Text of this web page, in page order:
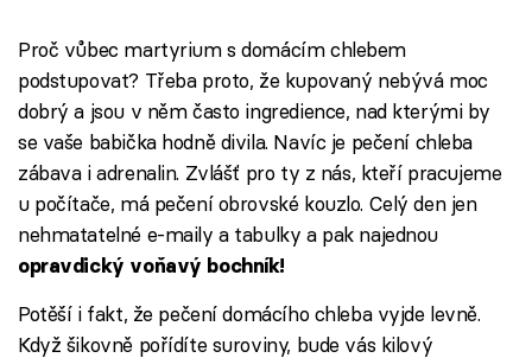
Proč vůbec martyrium s domácím chlebem
podstupovat? Třeba proto, že kupovaný nebývá moc
dobrý a jsou v něm často ingredience, nad kterými by
se vaše babička hodně divila. Navíc je pečení chleba
zábava i adrenalin. Zvlášť pro ty z nás, kteří pracujeme
u počítače, má pečení obrovské kouzlo. Celý den jen
nehmatatelné e-maily a tabulky a pak najednou
opravdický voňavý bochník!
Potěší i fakt, že pečení domácího chleba vyjde levně.
Když šikovně pořídíte suroviny, bude vás kilový